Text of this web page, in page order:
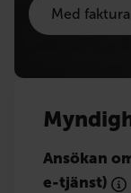
Med
Ansökan
e-tjänst)